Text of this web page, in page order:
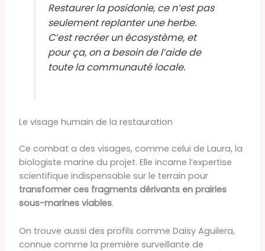
Restaurer la posidonie, ce n’est pas
seulement replanter une herbe.
C’est recréer un écosystème, et
pour ça, on a besoin de l’aide de
toute la communauté locale.
Le visage humain de la restauration
Ce combat a des visages, comme celui de Laura, la
biologiste marine du projet. Elle incarne l’expertise
scientifique indispensable sur le terrain pour
transformer ces fragments dérivants en prairies
sous-marines viables.
On trouve aussi des profils comme Daisy Aguilera,
connue comme la première surveillante de